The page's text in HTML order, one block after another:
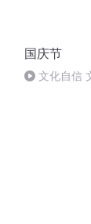
国庆节
文化自信